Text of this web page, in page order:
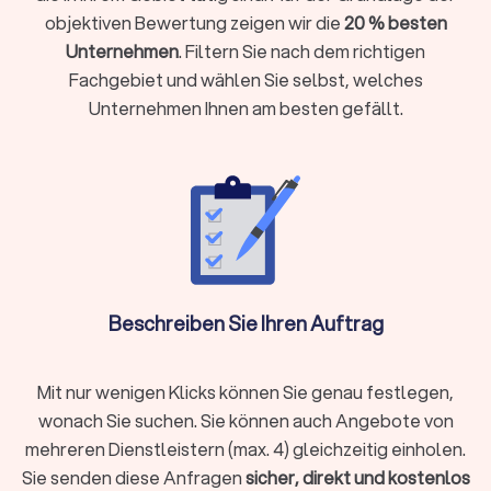
Sachkunde (§ 34a) treten souverän auf und handeln
rechtssicher. Fragen Sie nach Einsatzprofilen:
Veranstaltungsschutz, Objektschutz, Personenschutz.
Ein Wachdienst sollte genau dort Referenzen haben, wo
Sie ihn brauchen.
Qualitätssicherung, Berichtswege und Kontrollen. Klären
Sie, wie Vorfälle dokumentiert werden und wer
Entscheidungen trifft.
Versicherung & Haftung: Haftpflicht und
Betriebshaftpflicht mit nachvollziehbaren
Deckungssummen sind Pflicht. Lassen Sie sich die
Police zeigen und klären Sie Zuständigkeiten bei
Schäden, etwa bei Events in stark frequentierten
Erfahrungen vor Ort:Referenzen, Fallbeispiele und
Bewertungen aus Hanstedt helfen, die Passgenauigkeit
zu prüfen. Achten Sie auf konkrete Ergebnisse statt
allgemeiner Versprechen.
objektiven Bewertung zeigen wir die20 % besten
Unternehmen. Filtern Sie nach dem richtigen
Fachgebiet und wählen Sie selbst, welches
Unternehmen Ihnen am besten gefällt.
Beschreiben Sie Ihren Auftrag
Mit nur wenigen Klicks können Sie genau festlegen,
wonach Sie suchen. Sie können auch Angebote von
mehreren Dienstleistern (max. 4) gleichzeitig einholen.
Sie senden diese Anfragensicher, direkt und kostenlos